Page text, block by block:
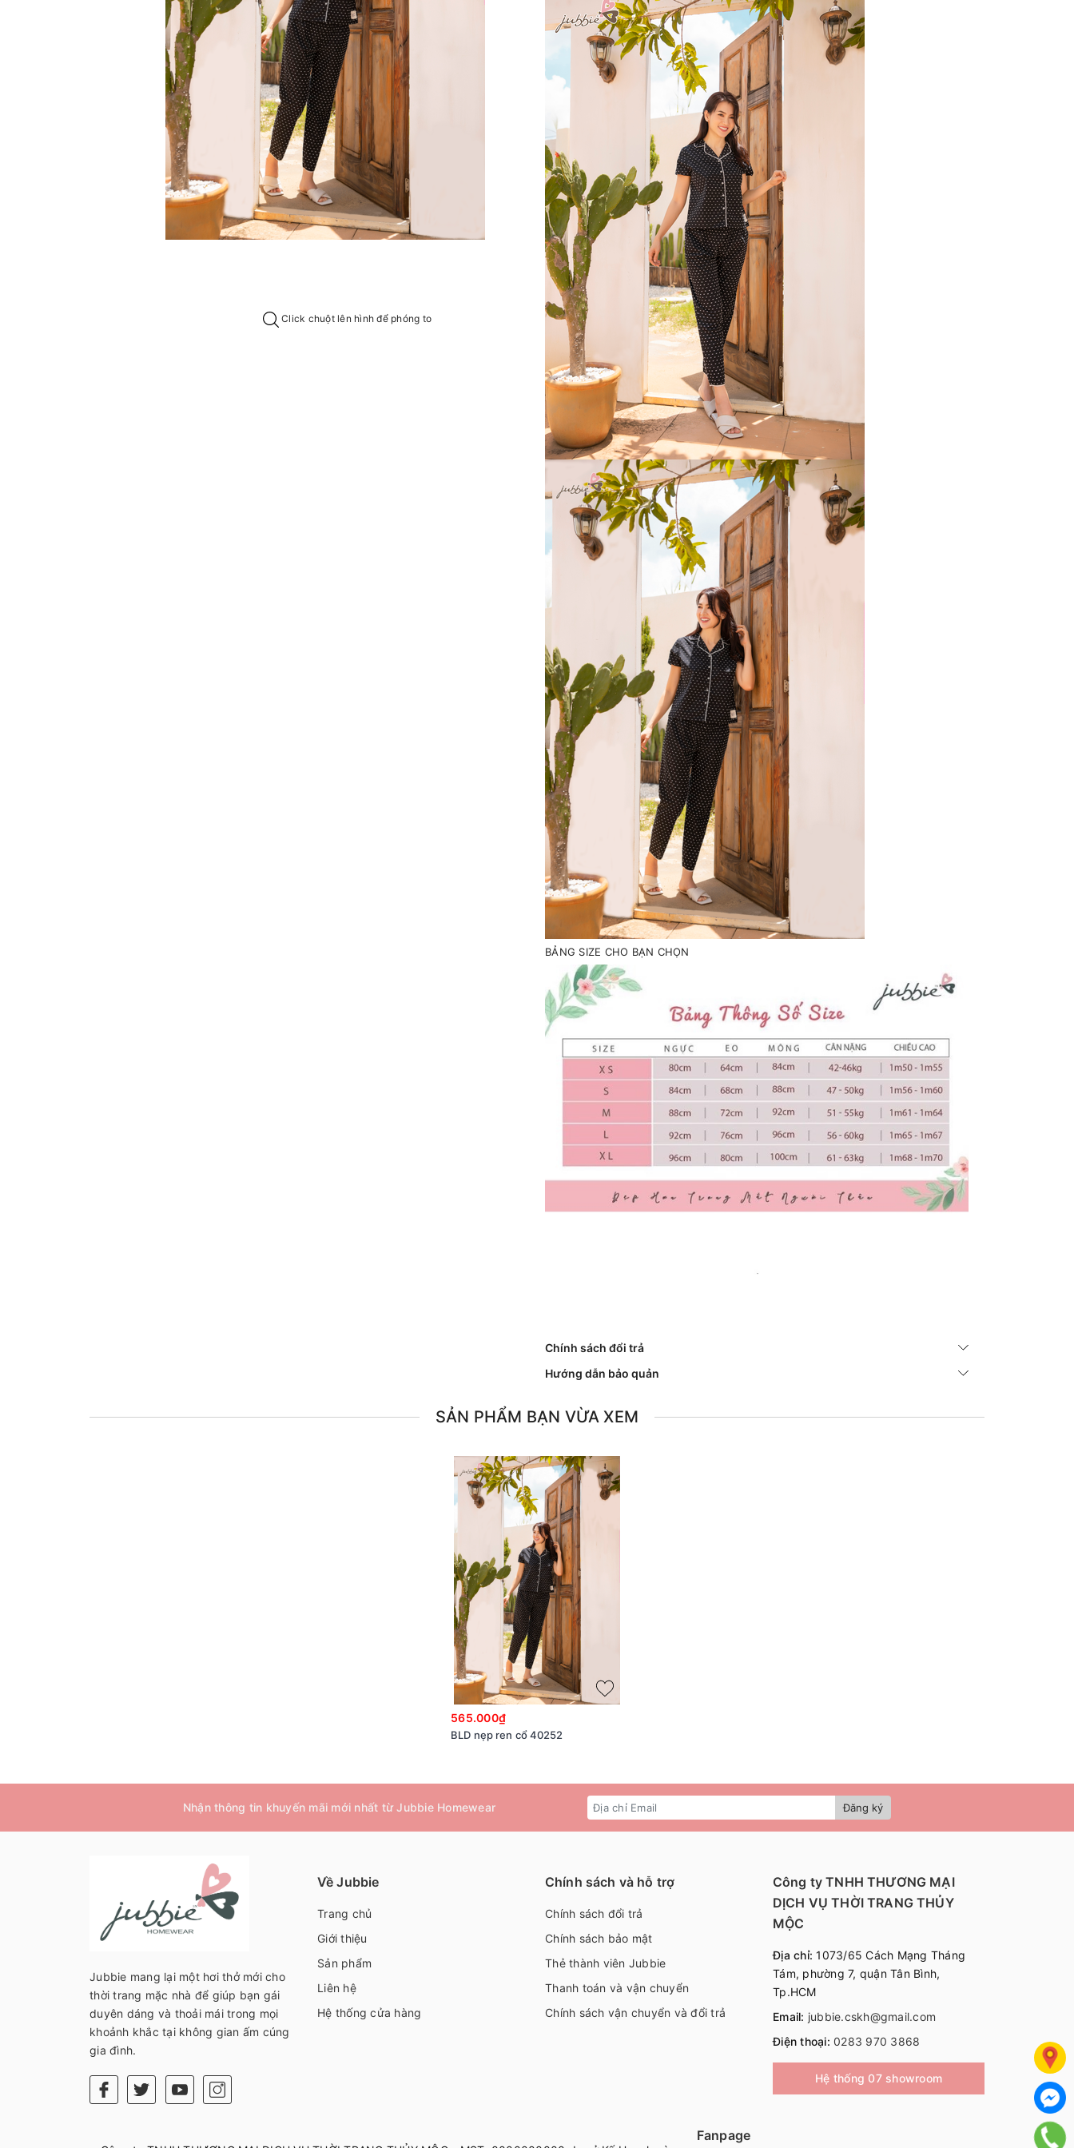
Click chuột lên hình để phóng to
BẢNG SIZE CHO BẠN CHỌN
Chính sách đổi trả
Hướng dẫn bảo quản
SẢN PHẨM BẠN VỪA XEM
565.000₫
BLD nẹp ren cổ 40252
Nhận thông tin khuyến mãi mới nhất từ Jubbie Homewear Đăng ký
Jubbie mang lại một hơi thở mới cho
thời trang mặc nhà để giúp bạn gái
duyên dáng và thoải mái trong mọi
khoảnh khắc tại không gian ấm cúng
gia đình.
Về Jubbie
Trang chủ
Giới thiệu
Sản phẩm
Liên hệ
Hệ thống cửa hàng
Chính sách và hỗ trợ
Chính sách đổi trả
Chính sách bảo mật
Thẻ thành viên Jubbie
Thanh toán và vận chuyển
Chính sách vận chuyển và đổi trả
Công ty TNHH THƯƠNG MẠI
DỊCH VỤ THỜI TRANG THỦY
MỘC
Địa chỉ: 1073/65 Cách Mạng Tháng
Tám, phường 7, quận Tân Bình,
Tp.HCM
Email: jubbie.cskh@gmail.com
Điện thoại: 0283 970 3868
Hệ thống 07 showroom
Fanpage